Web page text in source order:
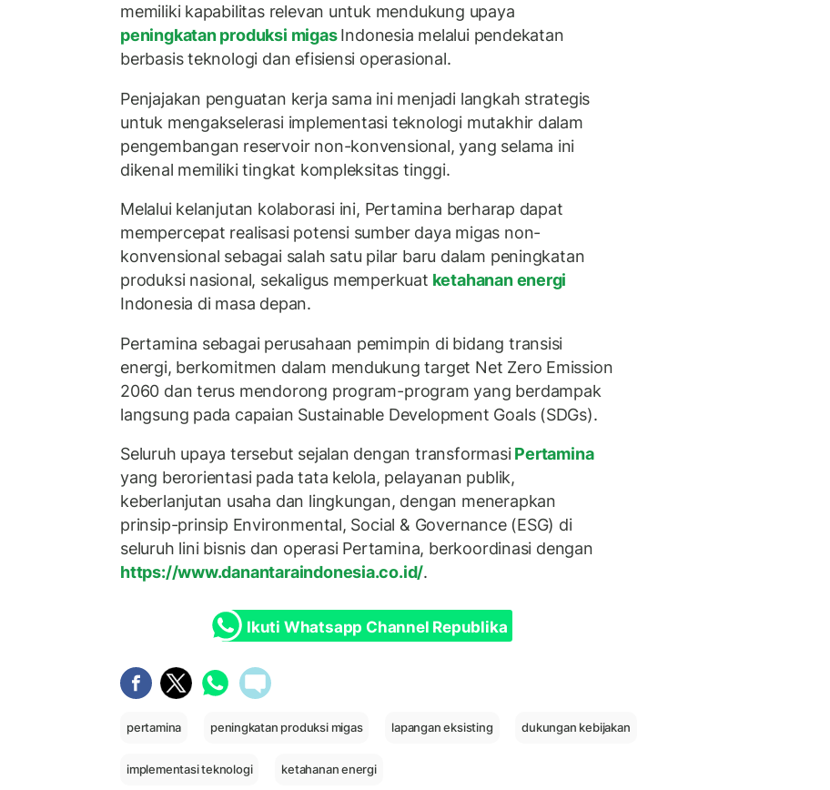
memiliki kapabilitas relevan untuk mendukung upaya
peningkatan produksi migasIndonesia melalui pendekatan
berbasis teknologi dan efisiensi operasional.
Penjajakan penguatan kerja sama ini menjadi langkah strategis
untuk mengakselerasi implementasi teknologi mutakhir dalam
pengembangan reservoir non-konvensional, yang selama ini
dikenal memiliki tingkat kompleksitas tinggi.
Melalui kelanjutan kolaborasi ini, Pertamina berharap dapat
mempercepat realisasi potensi sumber daya migas non-
konvensional sebagai salah satu pilar baru dalam peningkatan
produksi nasional, sekaligus memperkuat ketahanan energi
Indonesia di masa depan.
Pertamina sebagai perusahaan pemimpin di bidang transisi
energi, berkomitmen dalam mendukung target Net Zero Emission
2060 dan terus mendorong program-program yang berdampak
langsung pada capaian Sustainable Development Goals (SDGs).
Seluruh upaya tersebut sejalan dengan transformasiPertamina
yang berorientasi pada tata kelola, pelayanan publik,
keberlanjutan usaha dan lingkungan, dengan menerapkan
prinsip-prinsip Environmental, Social & Governance (ESG) di
seluruh lini bisnis dan operasi Pertamina, berkoordinasi dengan
https://www.danantaraindonesia.co.id/.
Ikuti Whatsapp Channel Republika
pertamina peningkatan produksi migas lapangan eksisting dukungan kebijakan
implementasi teknologi ketahanan energi